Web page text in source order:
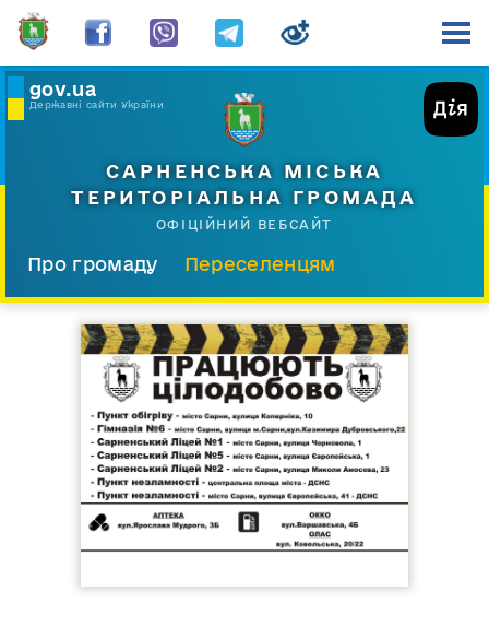
gov.ua
Державні сайти України
САРНЕНСЬКА МІСЬКА
ТЕРИТОРІАЛЬНА ГРОМАДА
ОФІЦІЙНИЙ ВЕБСАЙТ
Про громаду
Переселенцям
Прес-центр